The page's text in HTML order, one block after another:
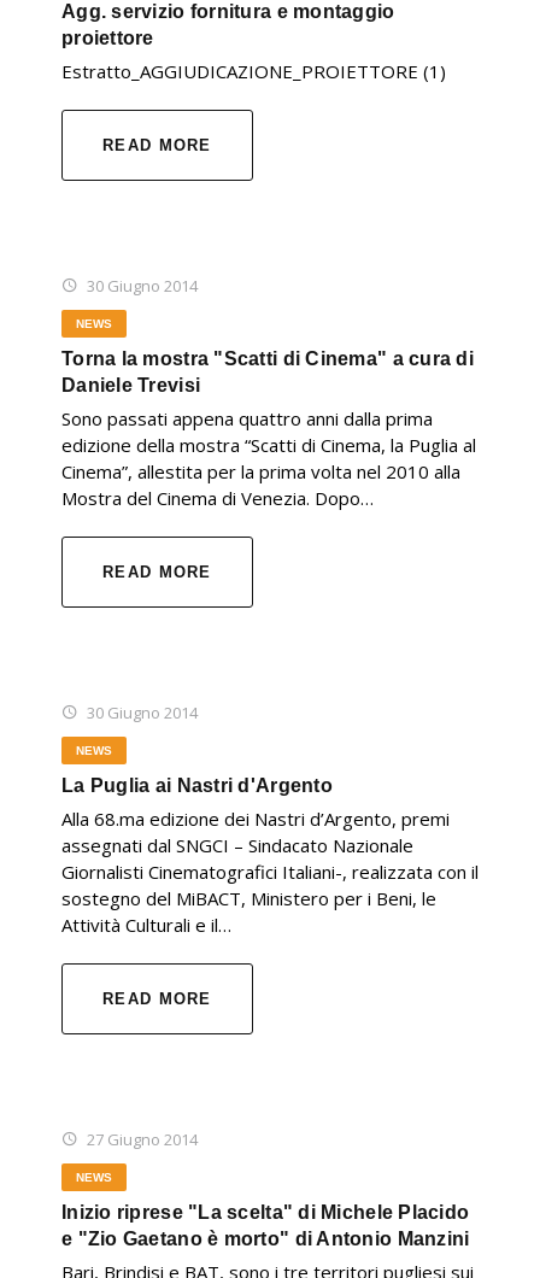
Agg. servizio fornitura e montaggio
proiettore
Estratto_AGGIUDICAZIONE_PROIETTORE (1)
READ MORE
30 Giugno 2014
NEWS
Torna la mostra "Scatti di Cinema" a cura di
Daniele Trevisi
Sono passati appena quattro anni dalla prima
edizione della mostra “Scatti di Cinema, la Puglia al
Cinema”, allestita per la prima volta nel 2010 alla
Mostra del Cinema di Venezia. Dopo…
READ MORE
30 Giugno 2014
NEWS
La Puglia ai Nastri d'Argento
Alla 68.ma edizione dei Nastri d’Argento, premi
assegnati dal SNGCI – Sindacato Nazionale
Giornalisti Cinematografici Italiani-, realizzata con il
sostegno del MiBACT, Ministero per i Beni, le
Attività Culturali e il…
READ MORE
27 Giugno 2014
NEWS
Inizio riprese "La scelta" di Michele Placido
e "Zio Gaetano è morto" di Antonio Manzini
Bari, Brindisi e BAT, sono i tre territori pugliesi sui